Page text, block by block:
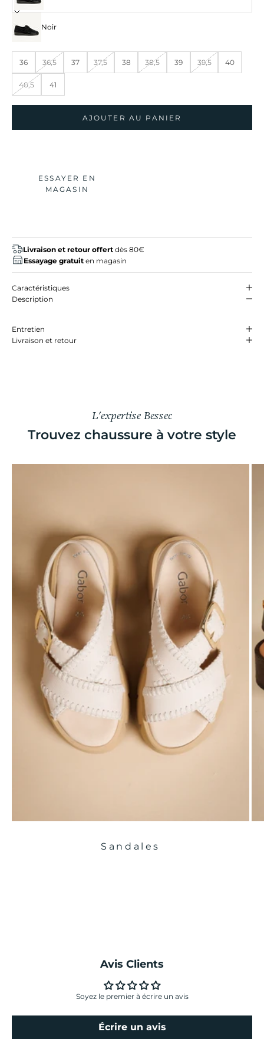
Noir
36 36,5 37 37,5 38 38,5 39 39,5 40
40,5 41
AJOUTER AU PANIER
ESSAYER EN
MAGASIN
Livraison et retour offert dès 80€
Essayage gratuit en magasin
Caractéristiques
Description
Entretien
Livraison et retour
L'expertise Bessec
Trouvez chaussure à votre style
Sandales
Avis Clients
Soyez le premier à écrire un avis
Écrire un avis